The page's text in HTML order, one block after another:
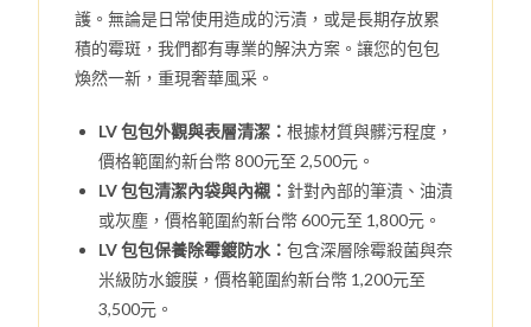
護。無論是日常使用造成的污漬，或是長期存放累
積的霉斑，我們都有專業的解決方案。讓您的包包
煥然一新，重現奢華風采。
LV 包包外觀與表層清潔：根據材質與髒污程度，
價格範圍約新台幣 800元至 2,500元。
LV 包包清潔內袋與內襯： 針對內部的筆漬、油漬
或灰塵，價格範圍約新台幣 600元至 1,800元。
LV 包包保養除霉鍍防水：包含深層除霉殺菌與奈
米級防水鍍膜，價格範圍約新台幣 1,200元至
3,500元。